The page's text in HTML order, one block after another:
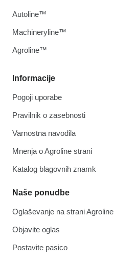
Informacije
Pogoji uporabe
Pravilnik o zasebnosti
Varnostna navodila
Mnenja o Agroline strani
Katalog blagovnih znamk
Naše ponudbe
Oglaševanje na strani Agroline
Objavite oglas
Postavite pasico
Autoline™
Machineryline™
Agroline™